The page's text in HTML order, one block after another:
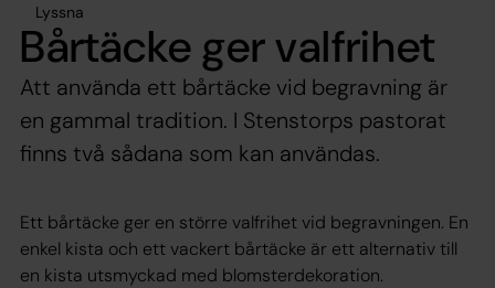
Lyssna
Bårtäcke ger valfrihet
Att använda ett bårtäcke vid begravning är
en gammal tradition. I Stenstorps pastorat
finns två sådana som kan användas.
Ett bårtäcke ger en större valfrihet vid begravningen. En
enkel kista och ett vackert bårtäcke är ett alternativ till
en kista utsmyckad med blomsterdekoration.